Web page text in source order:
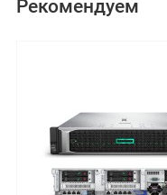
Рекомендуем